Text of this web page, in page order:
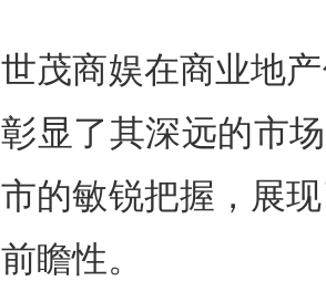
世茂商娱在商业地
彰显了其深远的市
市的敏锐把握，展
前瞻性。